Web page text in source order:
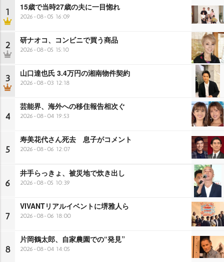
1 15歳で当時27歳の夫に一目惚れ
2026-08-05 16:09
2 研ナオコ、コンビニで買う商品
2026-08-05 15:10
3 山口達也氏 3.4万円の湘南物件契約
2026-08-03 12:18
4
芸能界、海外への移住報告相次ぐ
2026-08-04 19:53
5
寿美花代さん死去 息子がコメント
2026-08-06 12:07
6
井手らっきょ、被災地で炊き出し
2026-08-05 10:39
7
VIVANTリアルイベントに堺雅人ら
2026-08-06 18:00
8
片岡鶴太郎、自家農園での“発見”
2026-08-04 14:05